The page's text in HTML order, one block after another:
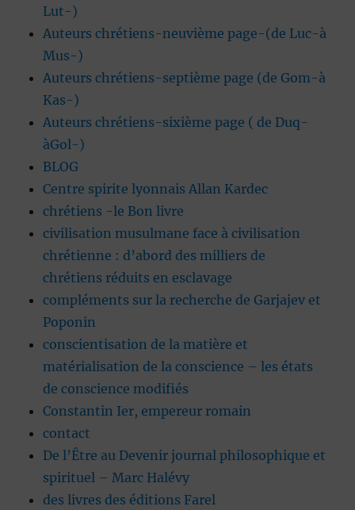
Lut-)
Auteurs chrétiens-neuvième page-(de Luc-à
Mus-)
Auteurs chrétiens-septième page (de Gom-à
Kas-)
Auteurs chrétiens-sixième page ( de Duq-
àGol-)
BLOG
Centre spirite lyonnais Allan Kardec
chrétiens -le Bon livre
civilisation musulmane face à civilisation
chrétienne : d’abord des milliers de
chrétiens réduits en esclavage
compléments sur la recherche de Garjajev et
Poponin
conscientisation de la matière et
matérialisation de la conscience – les états
de conscience modifiés
Constantin Ier, empereur romain
contact
De l’Être au Devenir journal philosophique et
spirituel – Marc Halévy
des livres des éditions Farel